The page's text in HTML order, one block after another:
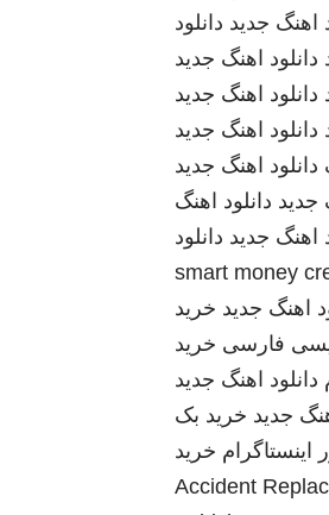
اهنگ جدید دانلود
دانلود اهنگ جدید
دانلود اهنگ جدید
دانلود اهنگ جدید
دانلود اهنگ جدید
جدید دانلود اهنگ
اهنگ جدید دانلود
smart money
اهنگ جدید خرید
فارسی خرید
دانلود اهنگ جدید
جدید خرید بک
اینستاگرام خرید
Accident